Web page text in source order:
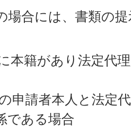
場合には、書類の
本籍があり法定代
申請者本人と法定
である場合